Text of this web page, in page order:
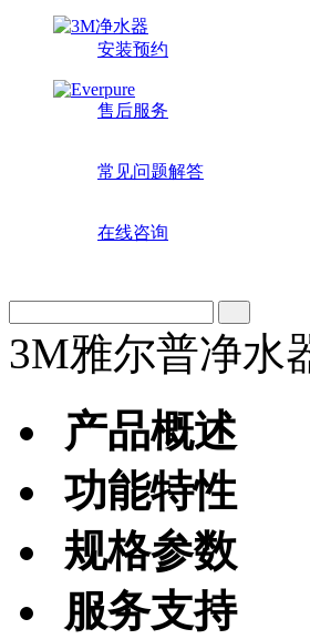
安装预约
售后服务
常见问题解答
在线咨询
3M雅尔普净水
产品概述
功能特性
规格参数
服务支持